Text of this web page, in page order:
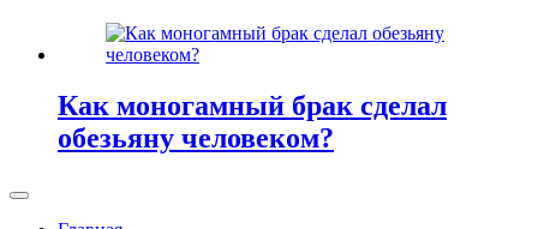
Как моногамный брак сделал
обезьяну человеком?